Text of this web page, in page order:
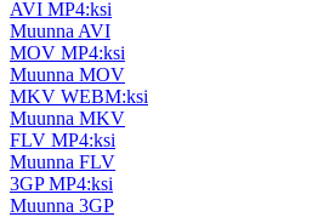
AVI MP4:ksi
Muunna AVI
MOV MP4:ksi
Muunna MOV
MKV WEBM:ksi
Muunna MKV
FLV MP4:ksi
Muunna FLV
3GP MP4:ksi
Muunna 3GP